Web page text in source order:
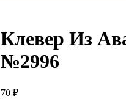
Клевер Из
№2996
70₽